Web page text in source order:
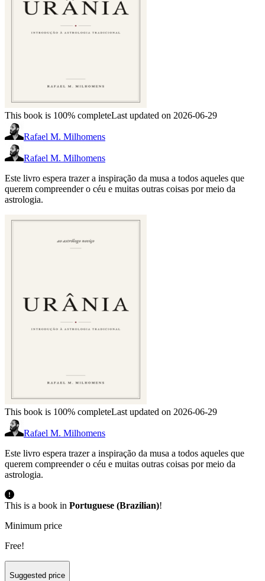
This book is 100% completeLast updated on 2026-06-29
Rafael M. Milhomens
Rafael M. Milhomens
Este livro espera trazer a inspiração da musa a todos aqueles que
querem compreender o céu e muitas outras coisas por meio da
astrologia.
This book is 100% completeLast updated on 2026-06-29
Rafael M. Milhomens
Este livro espera trazer a inspiração da musa a todos aqueles que
querem compreender o céu e muitas outras coisas por meio da
astrologia.
This is a book in Portuguese (Brazilian)!
Minimum price
Free!
Suggested price